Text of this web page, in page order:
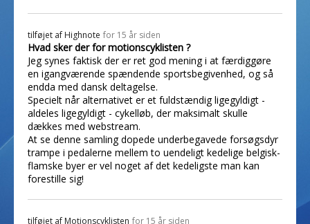
tilføjet af Highnote for 15 år siden
Hvad sker der for motionscyklisten ?
Jeg synes faktisk der er ret god mening i at færdiggøre
en igangværende spændende sportsbegivenhed, og så
endda med dansk deltagelse.
Specielt når alternativet er et fuldstændig ligegyldigt -
aldeles ligegyldigt - cykelløb, der maksimalt skulle
dækkes med webstream.
At se denne samling dopede underbegavede forsøgsdyr
trampe i pedalerne mellem to uendeligt kedelige belgisk-
flamske byer er vel noget af det kedeligste man kan
forestille sig!
tilføjet af Motionscyklisten for 15 år siden